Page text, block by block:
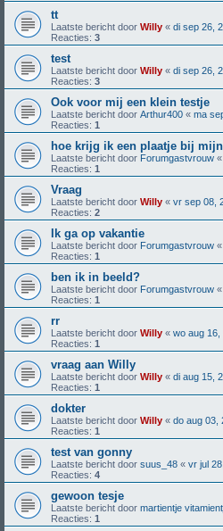
tt
Laatste bericht door Willy « di sep 26,
Reacties: 3
test
Laatste bericht door Willy « di sep 26,
Reacties: 3
Ook voor mij een klein testje
Laatste bericht door Arthur400 « ma
Reacties: 1
hoe krijg ik een plaatje bij
Laatste bericht door Forumgastvrouw «
Reacties: 1
Vraag
Laatste bericht door Willy « vr sep 08,
Reacties: 2
Ik ga op vakantie
Laatste bericht door Forumgastvrouw «
Reacties: 1
ben ik in beeld?
Laatste bericht door Forumgastvrouw «
Reacties: 1
rr
Laatste bericht door Willy « wo aug 16,
Reacties: 1
vraag aan Willy
Laatste bericht door Willy « di aug 15,
Reacties: 1
dokter
Laatste bericht door Willy « do aug 03,
Reacties: 1
test van gonny
Laatste bericht door suus_48 « vr jul
Reacties: 4
gewoon tesje
Laatste bericht door martientje
Reacties: 1